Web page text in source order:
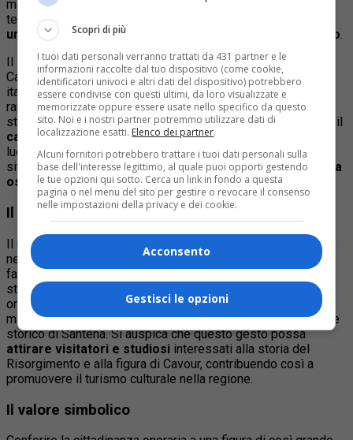
momento di grande significato per la comunità di
testimoniando il
uno dei protagonisti indiscussi del Risorgimento italiano.
Il sindaco ha evidenziato come Camillo Benso, conte di
Cavour, sia una figura centrale nella storia dell’unificazione
italiana, e il conferimento della cittadinanza onoraria
rappresenta un omaggio alla sua memoria e al suo
straordinario contributo al paese. Santena, nota per ospitare il
castello della famiglia Benso di Cavour
luogo simbolico per la memoria dello statista, poiché qui è
situato ilmausoleo che accoglie le sue spoglie e che ora
ospita il Museo Cavour
Il castello di Santena
Il castello di Santena, costruito nel XVIII secolo e restaurato
nel XIX, è stato una delle residenze di campagna della
famiglia Benso, e rappresenta un luogo di grande rilevanza
storica per Cavour. La decisione di conferire la cittadinanza
onoraria è motivata non solo dal legame storico con la città,
ma anche dalla volontà di valorizzare il patrimonio culturale e
storico di Santena. Si auspica che questo gesto possa
attirare visitatori e studiosi interessati alla storia del
Risorgimento e alla figura di Cavour, contribuendo così a
promuovere il turismo culturale nella regione.
Il valore simbolico
Scopri di più
I tuoi dati personali verranno trattati da 431 partner e le
informazioni raccolte dal tuo dispositivo (come cookie,
identificatori univoci e altri dati del dispositivo) potrebbero
essere condivise con questi ultimi, da loro visualizzate e
memorizzate oppure essere usate nello specifico da questo
sito. Noi e i nostri partner potremmo utilizzare dati di
localizzazione esatti. Elenco dei partner.
Alcuni fornitori potrebbero trattare i tuoi dati personali sulla
base dell'interesse legittimo, al quale puoi opporti gestendo
le tue opzioni qui sotto. Cerca un link in fondo a questa
pagina o nel menu del sito per gestire o revocare il consenso
nelle impostazioni della privacy e dei cookie.
Acconsento
Gestisci le opzioni